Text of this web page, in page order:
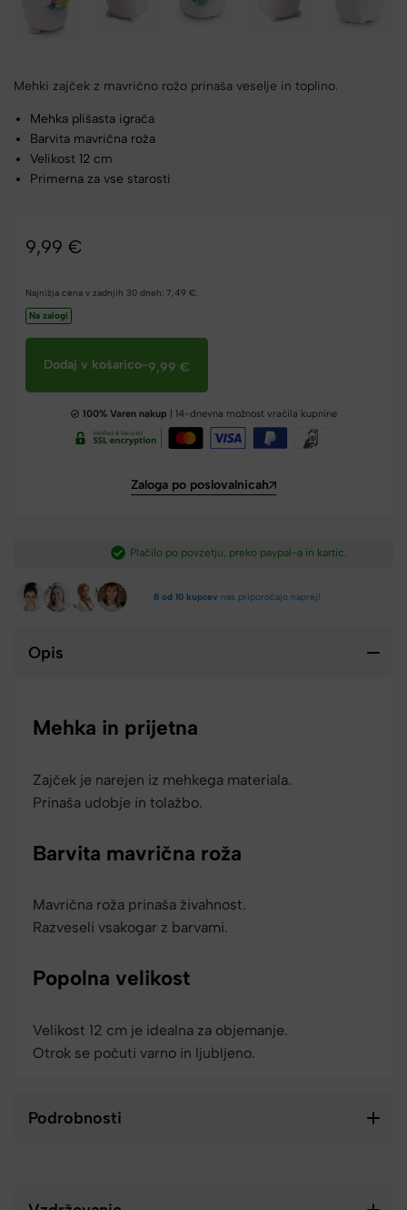
Mehki zajček z mavrično rožo prinaša veselje in toplino.
Mehka plišasta igrača
Barvita mavrična roža
Velikost 12 cm
Primerna za vse starosti
9,99 €
Najnižja cena v zadnjih 30 dneh: 7,49 €
Na zalogi
Dodaj v košarico-9,99 €
100% Varen nakup | 14-dnevna možnost vračila kupnine
Zaloga po poslovalnicah
Plačilo po povzetju, preko paypal-a in kartic.​
8 od 10 kupcev nas priporočajo naprej!
Opis
Mehka in prijetna
Zajček je narejen iz mehkega materiala.
Prinaša udobje in tolažbo.
Barvita mavrična roža
Mavrična roža prinaša živahnost.
Razveseli vsakogar z barvami.
Popolna velikost
Velikost 12 cm je idealna za objemanje.
Otrok se počuti varno in ljubljeno.
Podrobnosti